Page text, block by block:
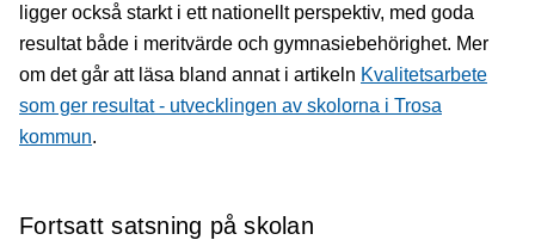
ligger också starkt i ett nationellt perspektiv, med goda
resultat både i meritvärde och gymnasiebehörighet. Mer
om det går att läsa bland annat i artikeln Kvalitetsarbete
som ger resultat - utvecklingen av skolorna i Trosa
kommun.
Fortsatt satsning på skolan